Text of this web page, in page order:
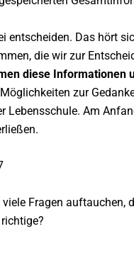
entscheiden. Das hört
die wir zur
diese Informationen
zur
Lebensschule. Am
Fragen auftauchen,